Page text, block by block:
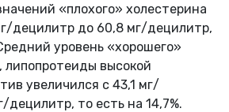
«плохого» холестерина
децилитр до 60,8 мг/децилитр,
уровень «хорошего»
липопротеиды высокой
увеличился с 43,1 мг/
то есть на 14,7%.